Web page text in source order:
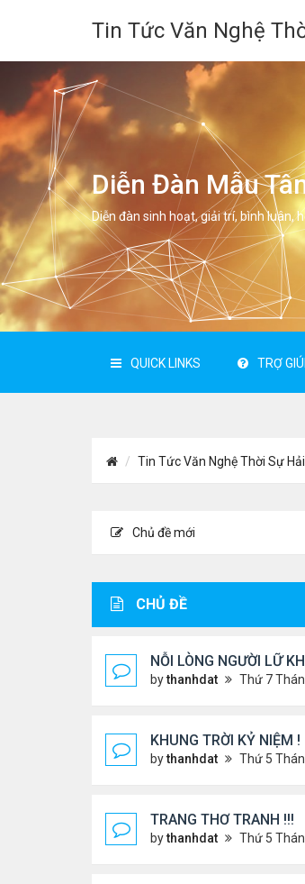
Tin Tức Văn Nghệ
Diễn Đàn Mẫu
Diễn đàn sinh hoạt, giải trí, bình luân,
QUICK LINKS TRỢ
Tin Tức Văn Nghệ Thời Sự
Chủ đề mới
CHỦ ĐỀ
NỖI LÒNG NGƯỜI LỮ
bythanhdat Thứ 7 Tháng 6
KHUNG TRỜI KỶ NIỆM !
bythanhdat Thứ 5 Tháng 6
TRANG THƠ TRANH !!!
bythanhdat Thứ 5 Tháng 6